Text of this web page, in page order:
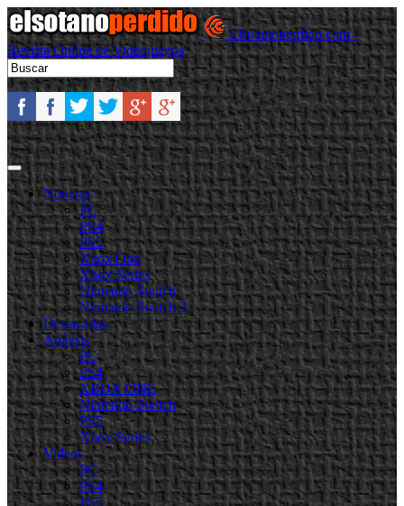
Elsotanoperdido.com -
Revista Online de Videojuegos
Noticias
PC
PS4
PS5
Xbox One
Xbox Series
Nintendo Switch
Nintendo Switch 2
Destacadas
Análisis
PC
PS4
XBOX ONE
Nintendo Switch
PS5
Xbox Series
Videos
PC
PS4
PS5